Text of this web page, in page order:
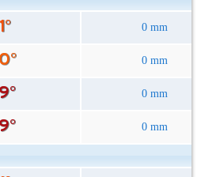
0 mm
0 mm
0 mm
0 mm